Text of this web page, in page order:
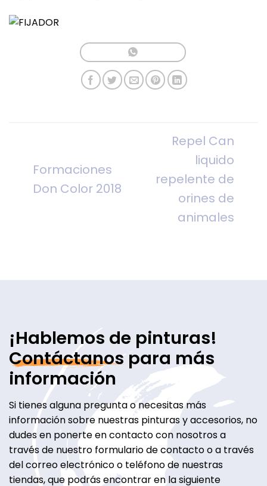
Formaciones
Don Color 2018
Repel Can
liquido
repelente de
orines de
animales
¡Hablemos de pinturas!
Contáctanospara más
información
Si tienes alguna pregunta o necesitas más
información sobre nuestras pinturas y accesorios, no
dudes en ponerte en contacto con nosotros a
través de nuestro formulario de contacto o a través
del correo electrónico o teléfono de nuestras
tiendas, que podrás encontrar en la siguiente